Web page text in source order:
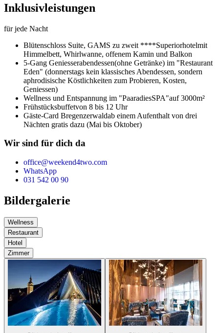
Inklusivleistungen
für jede Nacht
Blütenschloss Suite, GAMS zu zweit ****Superiorhotelmit
Himmelbett, Whirlwanne, offenem Kamin und Balkon
5-Gang Geniesserabendessen(ohne Getränke) im "Restaurant
Eden" (donnerstags kein klassisches Abendessen, sondern
aphrodisische Köstlichkeiten zum Probieren, Kosten,
Geniessen)
Wellness und Entspannung im "PaaradiesSPA"auf 3000m²
Frühstücksbuffetvon 8 bis 12 Uhr
Gäste-Card Bregenzerwaldab einem Aufenthalt von drei
Nächten gratis dazu (Mai bis Oktober)
Wir sind für dich da
office@weekend4two.com
WhatsApp
031 542 00 90
Bildergalerie
Wellness
Restaurant
Hotel
Zimmer